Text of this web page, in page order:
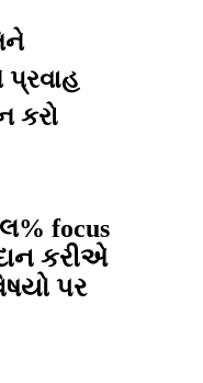
કરો
focus
કરીએ
પર